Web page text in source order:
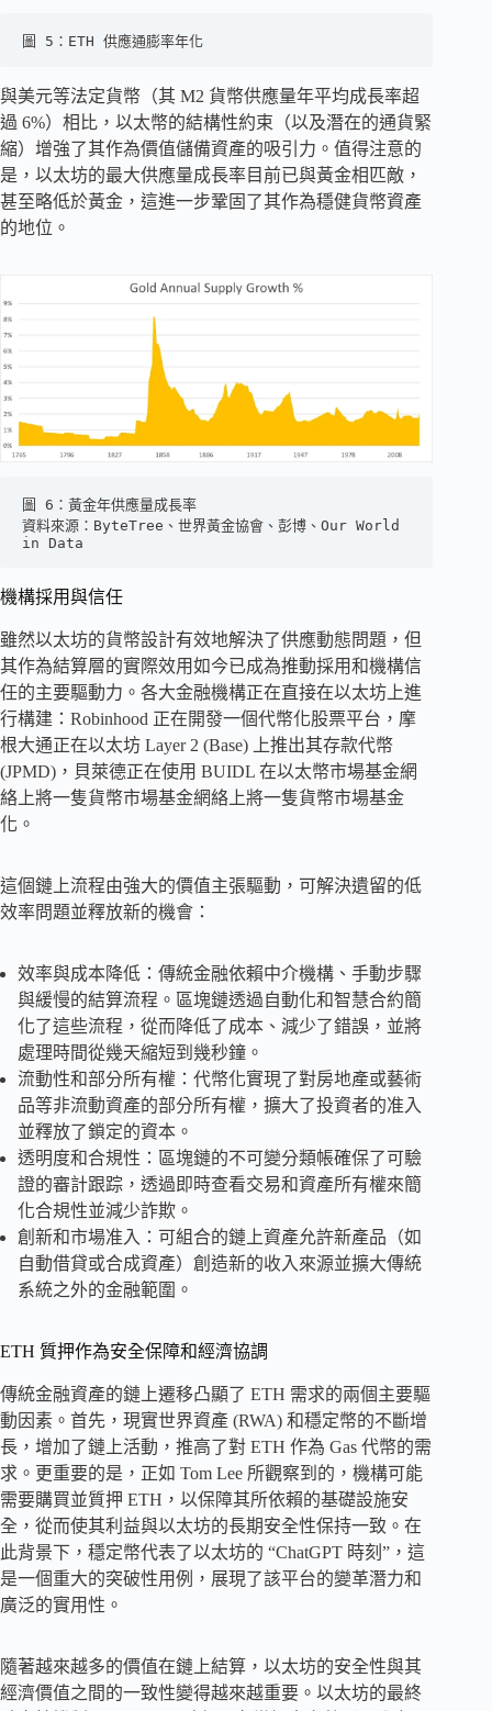
圖 5：ETH 供應通膨率年化
與美元等法定貨幣（其 M2 貨幣供應量年平均成長率超
過 6%）相比，以太幣的結構性約束（以及潛在的通貨緊
縮）增強了其作為價值儲備資產的吸引力。值得注意的
是，以太坊的最大供應量成長率目前已與黃金相匹敵，
甚至略低於黃金，這進一步鞏固了其作為穩健貨幣資產
的地位。
圖 6：黃金年供應量成長率
資料來源：ByteTree、世界黃金協會、彭博、Our World
in Data
機構採用與信任
雖然以太坊的貨幣設計有效地解決了供應動態問題，但
其作為結算層的實際效用如今已成為推動採用和機構信
任的主要驅動力。各大金融機構正在直接在以太坊上進
行構建：Robinhood 正在開發一個代幣化股票平台，摩
根大通正在以太坊 Layer 2 (Base) 上推出其存款代幣
(JPMD)，貝萊德正在使用 BUIDL 在以太幣市場基金網
絡上將一隻貨幣市場基金網絡上將一隻貨幣市場基金
化。
這個鏈上流程由強大的價值主張驅動，可解決遺留的低
效率問題並釋放新的機會：
效率與成本降低：傳統金融依賴中介機構、手動步驟
與緩慢的結算流程。區塊鏈透過自動化和智慧合約簡
化了這些流程，從而降低了成本、減少了錯誤，並將
處理時間從幾天縮短到幾秒鐘。
流動性和部分所有權：代幣化實現了對房地產或藝術
品等非流動資產的部分所有權，擴大了投資者的准入
並釋放了鎖定的資本。
透明度和合規性：區塊鏈的不可變分類帳確保了可驗
證的審計跟踪，透過即時查看交易和資產所有權來簡
化合規性並減少詐欺。
創新和市場准入：可組合的鏈上資產允許新產品（如
自動借貸或合成資產）創造新的收入來源並擴大傳統
系統之外的金融範圍。
ETH 質押作為安全保障和經濟協調
傳統金融資產的鏈上遷移凸顯了 ETH 需求的兩個主要驅
動因素。首先，現實世界資產 (RWA) 和穩定幣的不斷增
長，增加了鏈上活動，推高了對 ETH 作為 Gas 代幣的需
求。更重要的是，正如 Tom Lee 所觀察到的，機構可能
需要購買並質押 ETH，以保障其所依賴的基礎設施安
全，從而使其利益與以太坊的長期安全性保持一致。在
此背景下，穩定幣代表了以太坊的 “ChatGPT 時刻”，這
是一個重大的突破性用例，展現了該平台的變革潛力和
廣泛的實用性。
隨著越來越多的價值在鏈上結算，以太坊的安全性與其
經濟價值之間的一致性變得越來越重要。以太坊的最終